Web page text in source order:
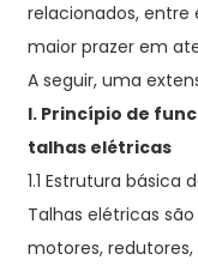
relacionados,
maior prazer em
A seguir, uma
I. Princípio de
talhas elétricas
1.1 Estrutura básica
Talhas elétricas
motores,